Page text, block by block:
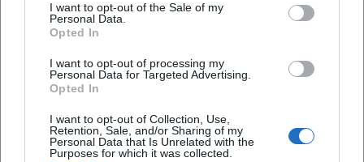
I want to opt-out of the Sale of my
Personal Data.
Opted In
I want to opt-out of processing my
Personal Data for Targeted Advertising.
Opted In
I want to opt-out of Collection, Use,
Retention, Sale, and/or Sharing of my
Personal Data that Is Unrelated with the
Purposes for which it was collected.
Wie viel kostet der Eintritt